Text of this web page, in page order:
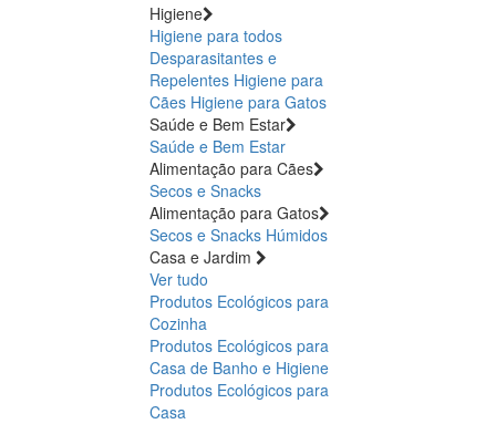
Higiene
Higiene para todos
Desparasitantes e
Repelentes Higiene para
Cães Higiene para Gatos
Saúde e Bem Estar
Saúde e Bem Estar
Alimentação para Cães
Secos e Snacks
Alimentação para Gatos
Secos e Snacks Húmidos
Casa e Jardim
Ver tudo
Produtos Ecológicos para
Cozinha
Produtos Ecológicos para
Casa de Banho e Higiene
Produtos Ecológicos para
Casa